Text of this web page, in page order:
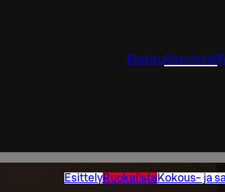
Etusivu Ravintolat
EsittelyRuokalista Kokous- ja